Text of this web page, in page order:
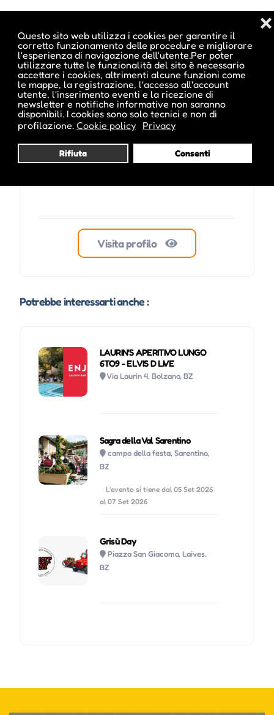
Questo sito web utilizza i cookies per garantire il
corretto funzionamento delle procedure e migliorare
l'esperienza di navigazione dell'utente.Per poter
utilizzare tutte le funzionalità del sito è necessario
accettare i cookies, altrimenti alcune funzioni come
le mappe, la registrazione, l'accesso all'account
utente, l'inserimento eventi e la ricezione di
newsletter e notifiche informative non saranno
disponibili. I cookies sono solo tecnici e non di
profilazione. Cookie policy Privacy
Rifiuta Consenti
❌
parkhotellaurin
Visita profilo
Potrebbe interessarti anche :
LAURIN'S APERITIVO LUNGO
6TO9 - ELVIS D LIVE
Via Laurin 4, Bolzano, BZ
Sagra della Val Sarentino
campo della festa, Sarentino,
BZ
L'evento si tiene dal 05 Set 2026
al 07 Set 2026
Grisù Day
Piazza San Giacomo, Laives,
BZ